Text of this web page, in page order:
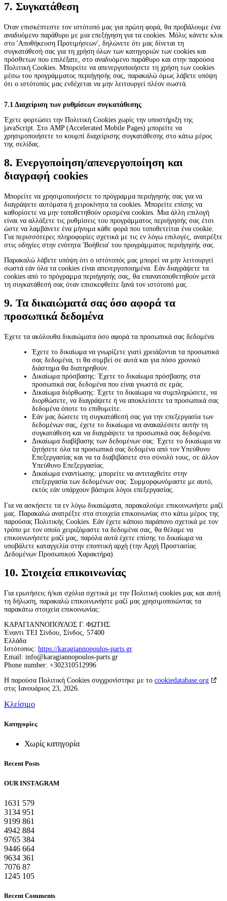
7. Συγκατάθεση
Όταν επισκέπτεστε τον ιστότοπό μας για πρώτη φορά, θα προβάλουμε ένα
αναδυόμενο παράθυρο με μια επεξήγηση για τα cookies. Μόλις κάνετε κλικ
στο 'Αποθήκευση Προτιμήσεων', δηλώνετε ότι μας δίνεται τη
συγκατάθεσή σας για τη χρήση όλων των κατηγοριών των cookies και
πρόσθετων που επιλέξατε, στο αναδυόμενο παράθυρο και στην παρούσα
Πολιτική Cookies. Μπορείτε να απενεργοποιήσετε τη χρήση των cookies
μέσω του προγράμματος περιήγησής σας, παρακαλώ όμως λάβετε υπόψη
ότι ο ιστότοπός μας ενδέχεται να μην λειτουργεί πλέον σωστά.
7.1 Διαχείριση των ρυθμίσεων συγκατάθεσης
Έχετε φορτώσει την Πολιτική Cookies χωρίς την υποστήριξη της
javaScript. Στο AMP (Accelerated Mobile Pages) μπορείτε να
χρησιμοποιήσετε το κουμπί διαχείρισης συγκατάθεσης στο κάτω μέρος
της σελίδας.
8. Ενεργοποίηση/απενεργοποίηση και
διαγραφή cookies
Μπορείτε να χρησιμοποιήσετε το πρόγραμμα περιήγησής σας για να
διαγράψετε αυτόματα ή χειροκίνητα τα cookies. Μπορείτε επίσης να
καθορίσετε να μην τοποθετηθούν ορισμένα cookies. Μια άλλη επιλογή
είναι να αλλάξετε τις ρυθμίσεις του προγράμματος περιήγησής σας έτσι
ώστε να λαμβάνετε ένα μήνυμα κάθε φορά που τοποθετείται ένα cookie.
Για περισσότερες πληροφορίες σχετικά με τις εν λόγω επιλογές, ανατρέξτε
στις οδηγίες στην ενότητα 'Βοήθεια' του προγράμματος περιήγησής σας.
Παρακαλώ λάβετε υπόψη ότι ο ιστότοπός μας μπορεί να μην λειτουργεί
σωστά εάν όλα τα cookies είναι απενεργοποιημένα. Εάν διαγράψετε τα
cookies από το πρόγραμμα περιήγησής σας, θα επανατοποθετηθούν μετά
τη συγκατάθεσή σας όταν επισκεφθείτε ξανά τον ιστότοπό μας.
9. Τα δικαιώματά σας όσο αφορά τα
προσωπικά δεδομένα
Έχετε τα ακόλουθα δικαιώματα όσο αφορά τα προσωπικά σας δεδομένα
Έχετε το δικαίωμα να γνωρίζετε γιατί χρειάζονται τα προσωπικά
σας δεδομένα, τι θα συμβεί σε αυτά και για πόσο χρονικό
διάστημα θα διατηρηθούν.
Δικαίωμα πρόσβασης: Έχετε το δικαίωμα πρόσβασης στα
προσωπικά σας δεδομένα που είναι γνωστά σε εμάς.
Δικαίωμα διόρθωσης: Έχετε το δικαίωμα να συμπληρώσετε, να
διορθώσετε, να διαγράψετε ή να αποκλείσετε τα προσωπικά σας
δεδομένα όποτε το επιθυμείτε.
Εάν μας δώσετε τη συγκατάθεσή σας για την επεξεργασία των
δεδομένων σας, έχετε το δικαίωμα να ανακαλέσετε αυτήν τη
συγκατάθεση και να διαγράψετε τα προσωπικά σας δεδομένα.
Δικαίωμα διαβίβασης των δεδομένων σας: Έχετε το δικαίωμα να
ζητήσετε όλα τα προσωπικά σας δεδομένα από τον Υπεύθυνο
Επεξεργασίας και να τα διαβιβάσετε στο σύνολό τους, σε άλλον
Υπεύθυνο Επεξεργασίας.
Δικαίωμα εναντίωσης: μπορείτε να αντιταχθείτε στην
επεξεργασία των δεδομένων σας. Συμμορφωνόμαστε με αυτό,
εκτός εάν υπάρχουν βάσιμοι λόγοι επεξεργασίας.
Για να ασκήσετε τα εν λόγω δικαιώματα, παρακαλούμε επικοινωνήστε μαζί
μας. Παρακαλώ ανατρέξτε στα στοιχεία επικοινωνίας στο κάτω μέρος της
παρούσας Πολιτικής Cookies. Εάν έχετε κάποιο παράπονο σχετικά με τον
τρόπο με τον οποίο χειριζόμαστε τα δεδομένα σας, θα θέλαμε να
επικοινωνήσετε μαζί μας, παρόλα αυτά έχετε επίσης το δικαίωμα να
υποβάλετε καταγγελία στην εποπτική αρχή (την Αρχή Προστασίας
Δεδομένων Προσωπικού Χαρακτήρα).
10. Στοιχεία επικοινωνίας
Για ερωτήσεις ή/και σχόλια σχετικά με την Πολιτική cookies μας και αυτή
τη δήλωση, παρακαλώ επικοινωνήστε μαζί μας χρησιμοποιώντας τα
παρακάτω στοιχεία επικοινωνίας:
ΚΑΡΑΓΙΑΝΝΟΠΟΥΛΟΣ Γ. ΦΩΤΗΣ
Έναντι ΤΕΙ Σίνδου, Σίνδος, 57400
Ελλάδα
Ιστότοπος: https://karagiannopoulos-parts.gr
Email: info@karagiannopoulos-parts.gr
Phone number: +302310512996
Η παρούσα Πολιτική Cookies συγχρονίστηκε με το cookiedatabase.org
στις Ιανουάριος 23, 2026.
Κλείσιμο
Kατηγορίες
Χωρίς κατηγορία
Recent Posts
OUR INSTAGRAM
1631 579
3134 951
9199 861
4942 884
9765 384
9446 664
9634 361
7076 87
1245 105
Recent Comments